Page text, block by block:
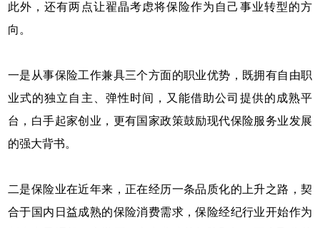
此外，还有两点让翟晶考虑将保险作为自己事业转型的方
向。
一是从事保险工作兼具三个方面的职业优势，既拥有自由职
业式的独立自主、弹性时间，又能借助公司提供的成熟平
台，白手起家创业，更有国家政策鼓励现代保险服务业发展
的强大背书。
二是保险业在近年来，正在经历一条品质化的上升之路，契
合于国内日益成熟的保险消费需求，保险经纪行业开始作为